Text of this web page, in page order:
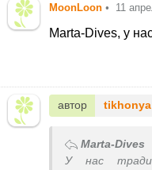
MoonLoon • 11
Marta-Dives, у
автор tikhonya
Marta-Dives
У нас